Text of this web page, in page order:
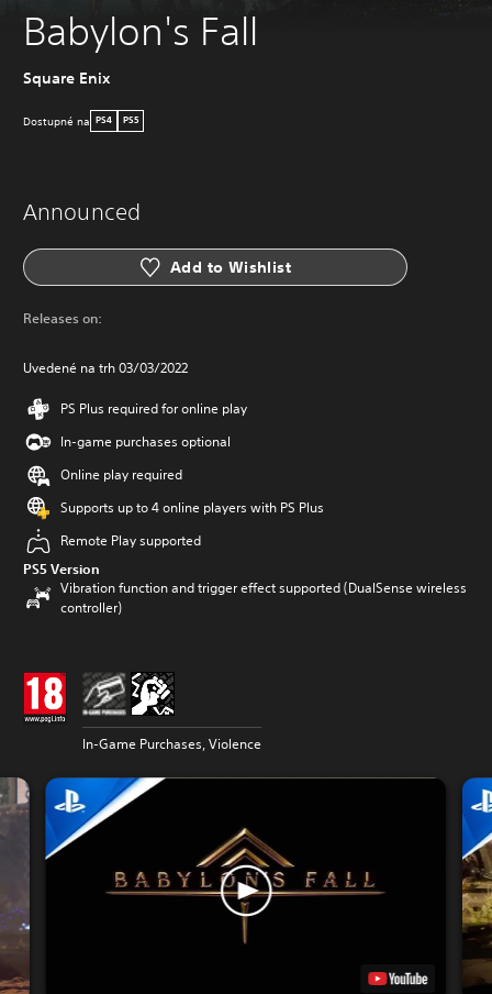
Babylon's Fall
Square Enix
Dostupné na PS4 PS5
Announced
Add to Wishlist
Releases on:
Uvedené na trh 03/03/2022
PS Plus required for online play
In-game purchases optional
Online play required
Supports up to 4 online players with PS Plus
Remote Play supported
PS5 Version
Vibration function and trigger effect supported (DualSense wireless
controller)
In-Game Purchases, Violence